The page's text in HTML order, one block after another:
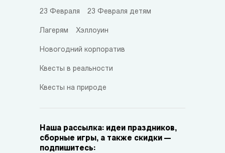
23 Февраля 23 Февраля детям
Лагерям Хэллоуин
Новогодний корпоратив
Квесты в реальности
Квесты на природе
Наша рассылка: идеи праздников,
сборные игры, а также скидки —
подпишитесь: